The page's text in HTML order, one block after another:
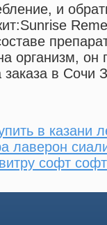
и
организм, он
в Сочи
в казани
лаверон
софт софт